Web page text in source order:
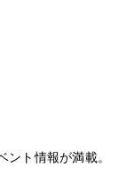
ント情報が満載。